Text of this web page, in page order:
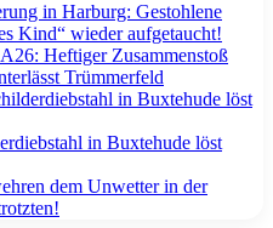
in Harburg: Gestohlene
Kind“ wieder aufgetaucht!
Heftiger Zusammenstoß
Trümmerfeld
in Buxtehude löst
in Buxtehude löst
dem Unwetter in der